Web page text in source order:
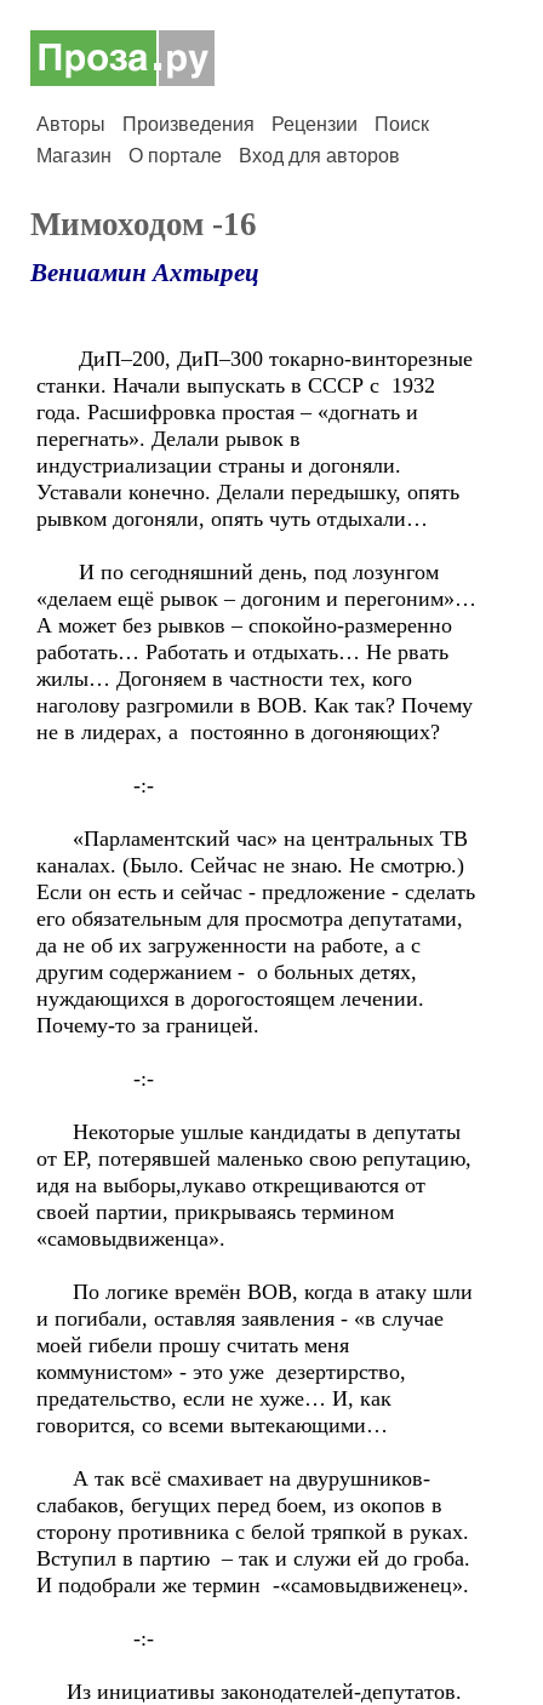
Авторы Произведения Рецензии
Поиск
Магазин
О портале Вход для авторов
Мимоходом -16
Вениамин Ахтырец
ДиП–200, ДиП–300 токарно-винторезные
станки. Начали выпускать в СССР с 1932
года. Расшифровка простая – «догнать и
перегнать». Делали рывок в
индустриализации страны и догоняли.
Уставали конечно. Делали передышку, опять
рывком догоняли, опять чуть отдыхали…
И по сегодняшний день, под лозунгом
«делаем ещё рывок – догоним и перегоним»…
А может без рывков – спокойно-размеренно
работать… Работать и отдыхать… Не рвать
жилы… Догоняем в частности тех, кого
наголову разгромили в ВОВ. Как так? Почему
не в лидерах, а постоянно в догоняющих?
-:-
«Парламентский час» на центральных ТВ
каналах. (Было. Сейчас не знаю. Не смотрю.)
Если он есть и сейчас - предложение - сделать
его обязательным для просмотра депутатами,
да не об их загруженности на работе, а с
другим содержанием - о больных детях,
нуждающихся в дорогостоящем лечении.
Почему-то за границей.
-:-
Некоторые ушлые кандидаты в депутаты
от ЕР, потерявшей маленько свою репутацию,
идя на выборы,лукаво открещиваются от
своей партии, прикрываясь термином
«самовыдвиженца».
По логике времён ВОВ, когда в атаку шли
и погибали, оставляя заявления - «в случае
моей гибели прошу считать меня
коммунистом» - это уже дезертирство,
предательство, если не хуже… И, как
говорится, со всеми вытекающими…
А так всё смахивает на двурушников-
слабаков, бегущих перед боем, из окопов в
сторону противника с белой тряпкой в руках.
Вступил в партию – так и служи ей до гроба.
И подобрали же термин -«самовыдвиженец».
-:-
Из инициативы законодателей-депутатов.